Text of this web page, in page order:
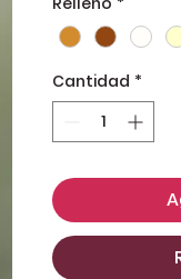
Cantidad *